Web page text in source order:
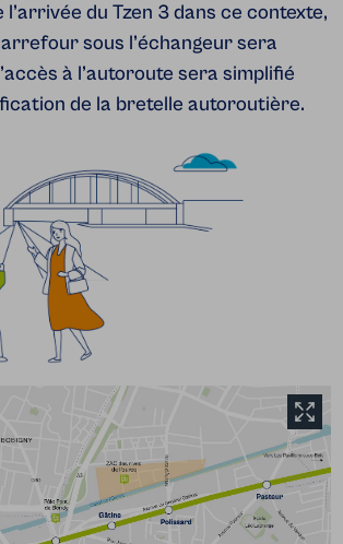
du Tzen 3 dans ce contexte,
sous l’échangeur sera
à l’autoroute sera simplifié
de la bretelle autoroutière.